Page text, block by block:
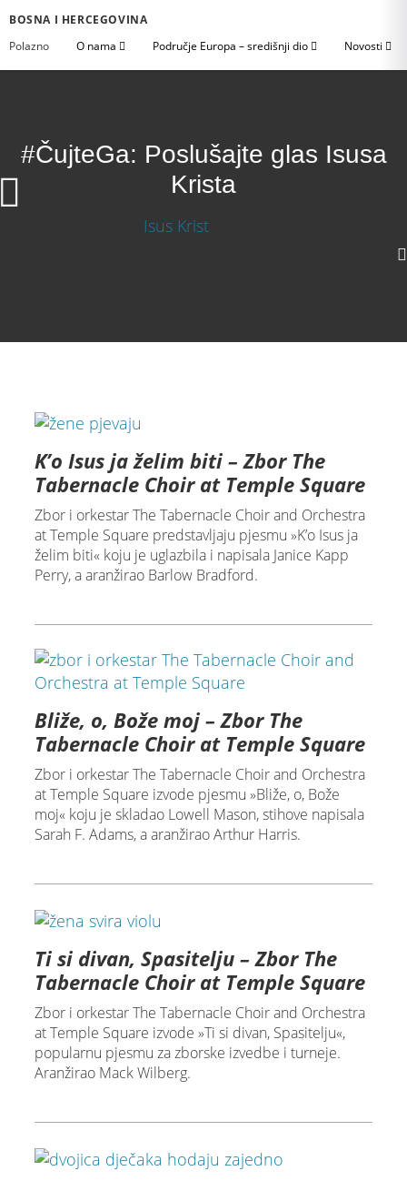
BOSNA I HERCEGOVINA
Polazno
O nama Područje Europa – središnji dio Novosti
#ČujteGa: Poslušajte glas Isusa
Krista
K’o Isus ja želim biti – Zbor The
Tabernacle Choir at Temple Square
Zbor i orkestar The Tabernacle Choir and Orchestra
at Temple Square predstavljaju pjesmu »K’o Isus ja
želim biti« koju je uglazbila i napisala Janice Kapp
Perry, a aranžirao Barlow Bradford.
Bliže, o, Bože moj – Zbor The
Tabernacle Choir at Temple Square
Zbor i orkestar The Tabernacle Choir and Orchestra
at Temple Square izvode pjesmu »Bliže, o, Bože
moj« koju je skladao Lowell Mason, stihove napisala
Sarah F. Adams, a aranžirao Arthur Harris.
Ti si divan, Spasitelju – Zbor The
Tabernacle Choir at Temple Square
Zbor i orkestar The Tabernacle Choir and Orchestra
at Temple Square izvode »Ti si divan, Spasitelju«,
popularnu pjesmu za zborske izvedbe i turneje.
Aranžirao Mack Wilberg.